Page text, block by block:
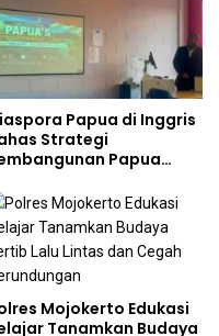
Papua di Inggris
Strategi
Papua
Internasional
Mojokerto Edukasi
Tanamkan Budaya